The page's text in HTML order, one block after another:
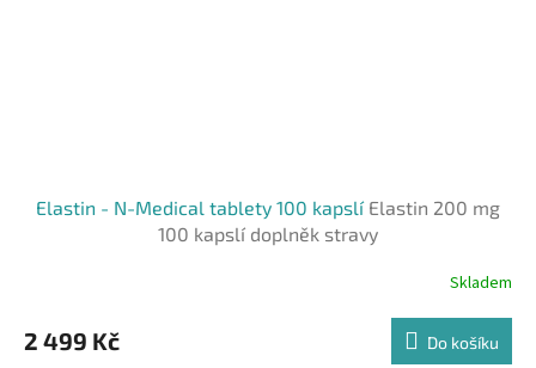
Elastin - N-Medical tablety 100 kapslí Elastin 200 mg
100 kapslí doplněk stravy
produktu
je
Skladem
2 499 Kč Do košíku